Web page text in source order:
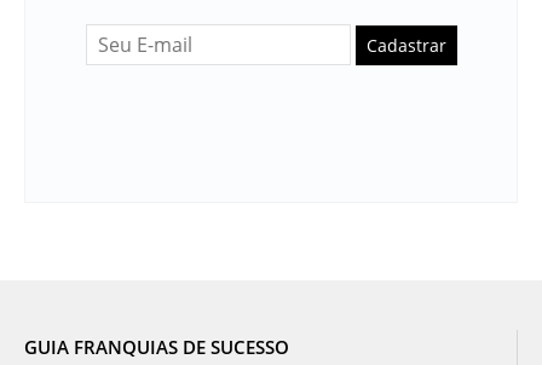
Cadastrar
GUIA FRANQUIAS DE SUCESSO